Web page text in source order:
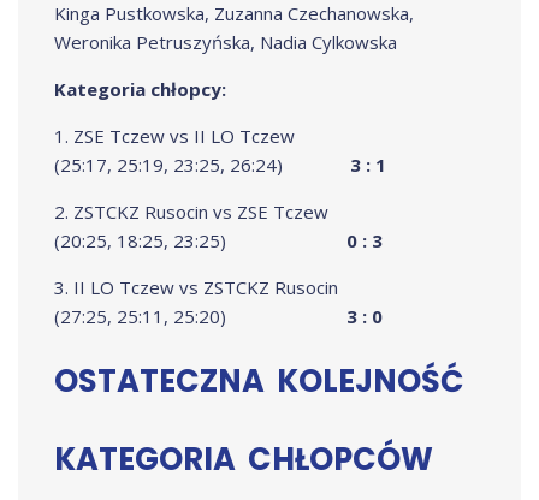
Kinga Pustkowska, Zuzanna Czechanowska,
Weronika Petruszyńska, Nadia Cylkowska
Kategoria chłopcy:
1. ZSE Tczew vs II LO Tczew
(25:17, 25:19, 23:25, 26:24) 3 : 1
2. ZSTCKZ Rusocin vs ZSE Tczew
(20:25, 18:25, 23:25) 0 : 3
3. II LO Tczew vs ZSTCKZ Rusocin
(27:25, 25:11, 25:20) 3 : 0
OSTATECZNA KOLEJNOŚĆ
KATEGORIA CHŁOPCÓW